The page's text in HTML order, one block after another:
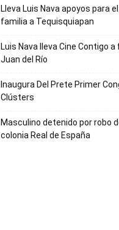
Lleva Luis Nava apoyos para
familia a Tequisquiapan
Luis Nava lleva Cine Contigo
Juan del Río
Inaugura Del Prete Primer
Clústers
Masculino detenido por robo
colonia Real de España